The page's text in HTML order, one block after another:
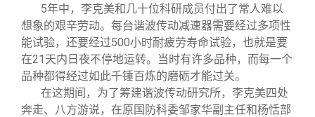
5年中，李克美和几十位科研成员付出了常人难以
想象的艰辛劳动。每台谐波传动减速器需要经过多项性
能试验，还要经过500小时耐疲劳寿命试验，也就是要
在21 天内日夜不停地运转。当时有许多品种，而每一个
品种都得经过如此千锤百炼的磨砺才能过关。
在这期间，为了筹建谐波传动研究所，李克美四处
奔走、八方游说，在原国防科委邹家华副主任和杨恬部